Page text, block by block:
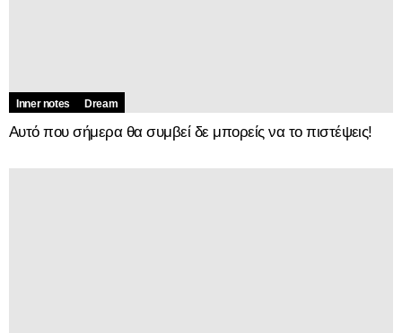
Inner notes Dream
Αυτό που σήμερα θα συμβεί δε μπορείς να το πιστέψεις!